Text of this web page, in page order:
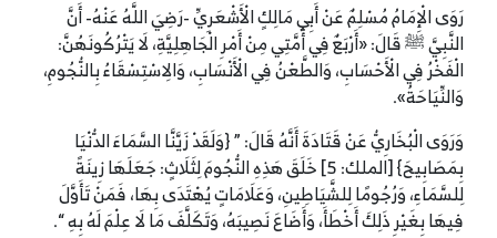
رَوَى الْإِمَامُ مُسْلِمٌ عَنْ أَبِي مَالِكٍ الْأَشْعَرِيِّ -رَضِيَ اللَّهُ عَنْهُ- أَنَّ
النَّبِيَّ ﷺ قَالَ: «أَرْبَعٌ فِي أُمَّتِي مِنْ أَمْرِ الْجَاهِلِيَّةِ، لَا يَتْرُكُونَهُنَّ:
الْفَخْرُ فِي الْأَحْسَابِ، وَالطَّعْنُ فِي الْأَنْسَابِ، وَالِاسْتِسْقَاءُ بِالنُّجُومِ،
وَالنِّيَاحَةُ».
وَرَوَى الْبُخَارِيُّ عَنْ قَتَادَةَ أَنَّهُ قَالَ: ” {وَلَقَدْ زَيَّنَّا السَّمَاءَ الدُّنْيَا
بِمَصَابِيحَ} [الملك: 5] خَلَقَ هَذِهِ النُّجُومَ لِثَلَاثٍ: جَعَلَهَا زِينَةً
لِلسَّمَاءِ، وَرُجُومًا لِلشَّيَاطِينِ، وَعَلَامَاتٍ يُهْتَدَى بِهَا، فَمَنْ تَأَوَّلَ
فِيهَا بِغَيْرِ ذَلِكَ أَخْطَأَ، وَأَضَاعَ نَصِيبَهُ، وَتَكَلَّفَ مَا لَا عِلْمَ لَهُ بِهِ “.